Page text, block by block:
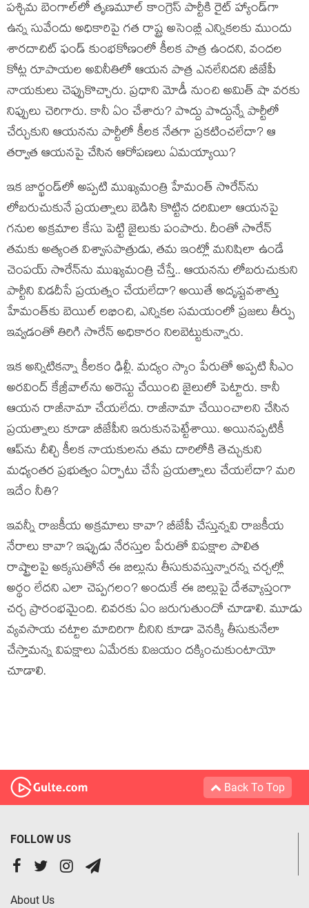
పశ్చిమ బెంగాల్‌లో తృణమూల్ కాంగ్రెస్ పార్టీకి రైట్ హ్యాండ్‌గా
ఉన్న సువేందు అధికారిపై గత రాష్ట్ర అసెంబ్లీ ఎన్నికలకు ముందు
శారదాచిట్ ఫండ్ కుంభకోణంలో కీలక పాత్ర ఉందని, వందల
కోట్ల రూపాయల అవినీతిలో ఆయన పాత్ర ఎనలేనిదని బీజేపీ
నాయకులు చెప్పుకొచ్చారు. ప్రధాని మోడీ నుంచి అమిత్ షా వరకు
నిప్పులు చెరిగారు. కానీ ఏం చేశారు? పొద్దు పొద్దున్నే పార్టీలో
చేర్చుకుని ఆయనను పార్టీలో కీలక నేతగా ప్రకటించలేదా? ఆ
తర్వాత ఆయనపై చేసిన ఆరోపణలు ఏమయ్యాయి?
ఇక జార్ఖండ్‌లో అప్పటి ముఖ్యమంత్రి హేమంత్ సొరేన్‌ను
లోబరుచుకునే ప్రయత్నాలు బెడిసి కొట్టిన దరిమిలా ఆయనపై
గనుల అక్రమాల కేసు పెట్టి జైలుకు పంపారు. దీంతో సొరేన్
తమకు అత్యంత విశ్వాసపాత్రుడు, తమ ఇంట్లో మనిషిలా ఉండే
చెంపయ్ సొరేన్‌ను ముఖ్యమంత్రి చేస్తే.. ఆయనను లోబరుచుకుని
పార్టీని విడదీసే ప్రయత్నం చేయలేదా? అయితే అదృష్టవశాత్తు
హేమంత్‌కు బెయిల్ లభించి, ఎన్నికల సమయంలో ప్రజలు తీర్పు
ఇవ్వడంతో తిరిగి సొరేన్ అధికారం నిలబెట్టుకున్నారు.
ఇక అన్నిటికన్నా కీలకం ఢిల్లీ. మద్యం స్కాం పేరుతో అప్పటి సీఎం
అరవింద్ కేజ్రీవాల్‌ను అరెస్టు చేయించి జైలులో పెట్టారు. కానీ
ఆయన రాజీనామా చేయలేదు. రాజీనామా చేయించాల‌ని చేసిన
ప్రయత్నాలు కూడా బీజేపీని ఇరుకునపెట్టేశాయి. అయినప్పటికీ
ఆప్‌ను చీల్చి కీలక నాయకులను తమ దారిలోకి తెచ్చుకుని
మధ్యంతర ప్రభుత్వం ఏర్పాటు చేసే ప్రయత్నాలు చేయలేదా? మరి
ఇదేం నీతి?
ఇవన్నీ రాజకీయ అక్రమాలు కావా? బీజేపీ చేస్తున్నవి రాజకీయ
నేరాలు కావా? ఇప్పుడు నేరస్తుల పేరుతో విపక్షాల పాలిత
రాష్ట్రాలపై అక్కసుతోనే ఈ బిల్లును తీసుకువస్తున్నారన్న చర్చల్లో
అర్థం లేదని ఎలా చెప్పగలం? అందుకే ఈ బిల్లుపై దేశవ్యాప్తంగా
చర్చ ప్రారంభమైంది. చివరకు ఏం జరుగుతుందో చూడాలి. మూడు
వ్యవసాయ చట్టాల మాదిరిగా దీనిని కూడా వెనక్కి తీసుకునేలా
చేస్తామన్న విపక్షాలు ఏమేరకు విజయం దక్కించుకుంటాయో
చూడాలి.
Back To Top
FOLLOW US
About Us